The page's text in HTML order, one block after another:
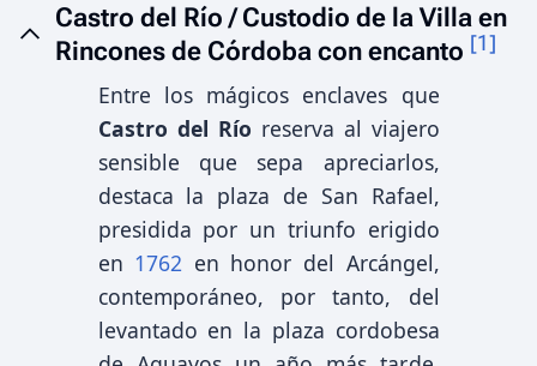
Castro del Río / Custodio de la Villa en
Rincones de Córdoba con encanto [1]
Entre los mágicos enclaves que
Castro del Río reserva al viajero
sensible que sepa apreciarlos,
destaca la plaza de San Rafael,
presidida por un triunfo erigido
en 1762 en honor del Arcángel,
contemporáneo, por tanto, del
levantado en la plaza cordobesa